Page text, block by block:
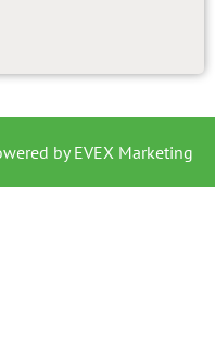
byEVEX Marketing